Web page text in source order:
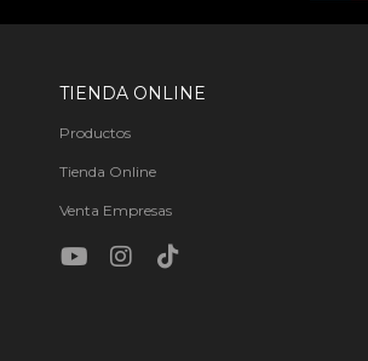
TIENDA ONLINE
Productos
Tienda Online
Venta Empresas